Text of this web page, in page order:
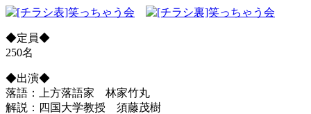
◆定員◆
250名
◆出演◆
落語：上方落語家 林家竹丸
解説：四国大学教授 須藤茂樹